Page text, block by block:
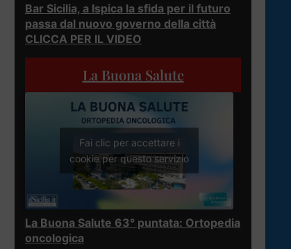
Bar Sicilia, a Ispica la sfida per il futuro
passa dal nuovo governo della città
CLICCA PER IL VIDEO
La Buona Salute
Fai clic per accettare i
cookie per questo servizio
La Buona Salute 63° puntata: Ortopedia
oncologica